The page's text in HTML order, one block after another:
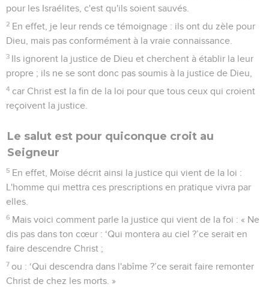
pour les Israélites, c'est qu'ils soient sauvés.
2 En effet, je leur rends ce témoignage : ils ont du zèle pour
Dieu, mais pas conformément à la vraie connaissance.
3 Ils ignorent la justice de Dieu et cherchent à établir la leur
propre ; ils ne se sont donc pas soumis à la justice de Dieu,
4 car Christ est la fin de la loi pour que tous ceux qui croient
reçoivent la justice.
Le salut est pour quiconque croit au
Seigneur
5 En effet, Moïse décrit ainsi la justice qui vient de la loi :
L'homme qui mettra ces prescriptions en pratique vivra par
elles.
6 Mais voici comment parle la justice qui vient de la foi : « Ne
dis pas dans ton cœur : ‘Qui montera au ciel ?’ce serait en
faire descendre Christ ;
7 ou : ‘Qui descendra dans l'abîme ?’ce serait faire remonter
Christ de chez les morts. »